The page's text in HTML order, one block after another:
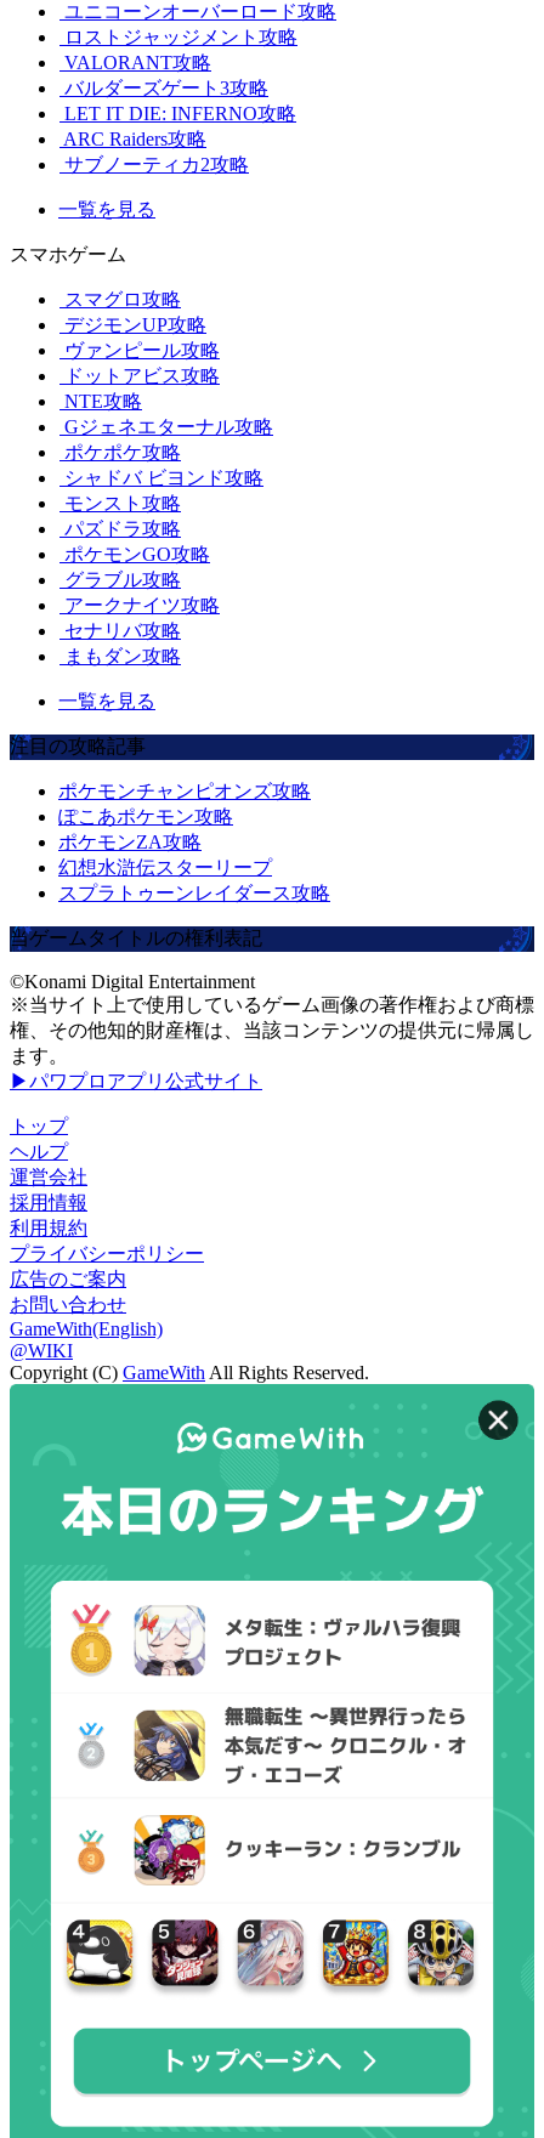
ユニコーンオーバーロード攻略
ロストジャッジメント攻略
VALORANT攻略
バルダーズゲート3攻略
LET IT DIE: INFERNO攻略
ARC Raiders攻略
サブノーティカ2攻略
一覧を見る
スマホゲーム
スマグロ攻略
デジモンUP攻略
ヴァンピール攻略
ドットアビス攻略
NTE攻略
Gジェネエターナル攻略
ポケポケ攻略
シャドバ ビヨンド攻略
モンスト攻略
パズドラ攻略
ポケモンGO攻略
グラブル攻略
アークナイツ攻略
セナリバ攻略
まもダン攻略
一覧を見る
注目の攻略記事
ポケモンチャンピオンズ攻略
ぽこあポケモン攻略
ポケモンZA攻略
幻想水滸伝スターリープ
スプラトゥーンレイダース攻略
当ゲームタイトルの権利表記
©Konami Digital Entertainment
※当サイト上で使用しているゲーム画像の著作権および商標
権、その他知的財産権は、当該コンテンツの提供元に帰属し
ます。
▶パワプロアプリ公式サイト
トップ
ヘルプ
運営会社
採用情報
利用規約
プライバシーポリシー
広告のご案内
お問い合わせ
GameWith(English)
@WIKI
Copyright (C) GameWith All Rights Reserved.